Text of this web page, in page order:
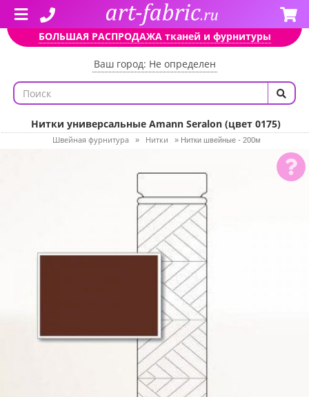
БОЛЬШАЯ РАСПРОДАЖА тканей и фурнитуры
Ваш город: Не определен
Нитки универсальные Amann Seralon (цвет 0175)
Швейная фурнитура » Нитки » Нитки швейные - 200м